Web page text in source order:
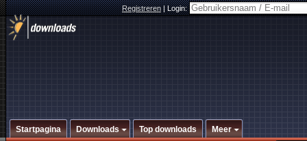
Registreren|Login:
Startpagina Downloads Top downloads Meer